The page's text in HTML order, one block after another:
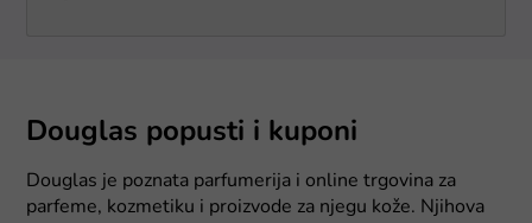
Douglas popusti i kuponi
Douglas je poznata parfumerija i online trgovina za
parfeme, kozmetiku i proizvode za njegu kože. Njihova